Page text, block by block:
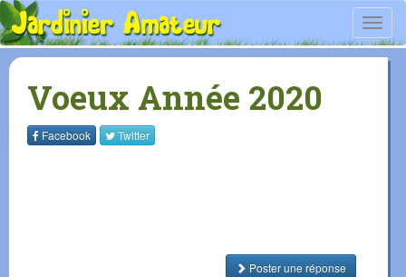
Voeux Année 2020
Facebook Twitter
Poster une réponse